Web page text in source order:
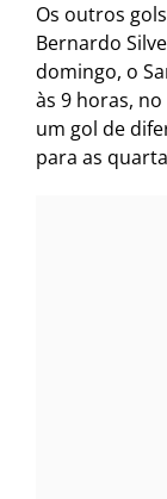
Os outros
Bernardo
domingo, o
às 9 horas,
um gol de
para as